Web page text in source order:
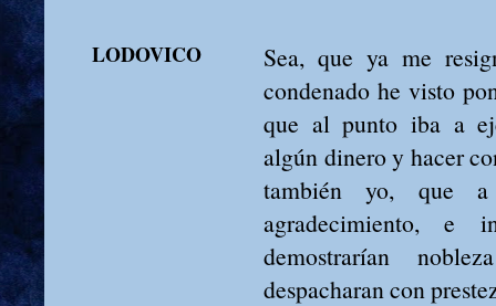
LODOVICO
Sea, que ya me
condenado he visto
que al punto iba a
algún dinero y hacer
también yo, que a
agradecimiento, e
demostrarían
despacharan con